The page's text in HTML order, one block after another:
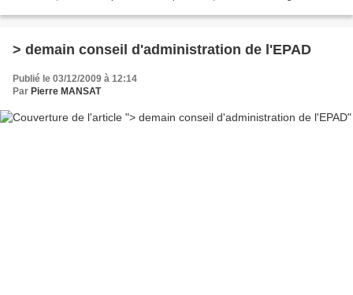
> demain conseil d'administration de l'EPAD
Publié le 03/12/2009 à 12:14
Par Pierre MANSAT